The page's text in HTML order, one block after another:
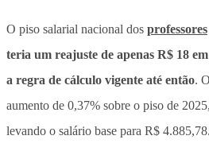
O piso salarial nacional dos professores
teria um reajuste de apenas R$ 18
a regra de cálculo vigente até então.
aumento de 0,37% sobre o piso de
levando o salário base para R$ 4.885,78.